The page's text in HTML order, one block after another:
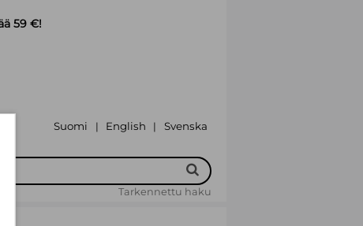
59 €!
Suomi | English | Svenska
Tarkennettu haku